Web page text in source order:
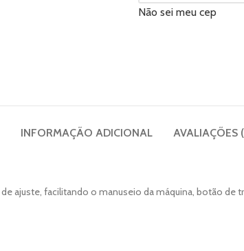
Não sei meu cep
INFORMAÇÃO ADICIONAL AVALIAÇÕES
ajuste, facilitando o manuseio da máquina, botão